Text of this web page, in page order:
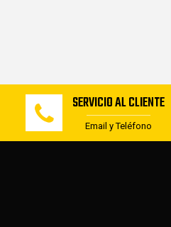
SERVICIO AL CLIENTE
Email y Teléfono